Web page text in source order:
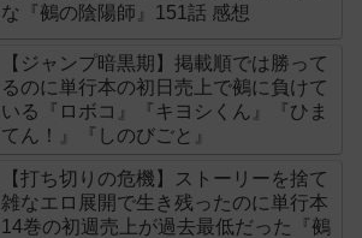
な『鵺の陰陽師』151話 感想
【ジャンプ暗黒期】掲載順では勝って
るのに単行本の初日売上で鵺に負けて
いる『ロボコ』『キヨシくん』『ひま
てん！』『しのびごと』
【打ち切りの危機】ストーリーを捨て
雑なエロ展開で生き残ったのに単行本
14巻の初週売上が過去最低だった『鵺